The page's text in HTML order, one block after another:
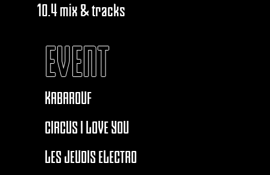
10.4 mix & tracks
EVENT
KABAROUF
CIRCUS I LOVE YOU
LES JEUDIS ELECTRO